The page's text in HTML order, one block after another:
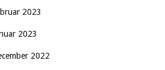
2023
2023
2022